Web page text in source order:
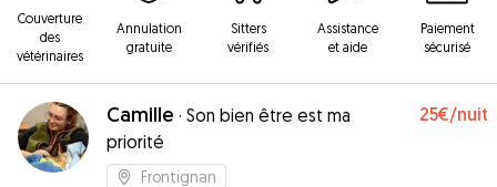
Couverture
des
vétérinaires
Annulation
gratuite
Sitters
vérifiés
Assistance
et aide
Paiement
sécurisé
Camille · Son bien être est ma
priorité
25€/nuit
Frontignan